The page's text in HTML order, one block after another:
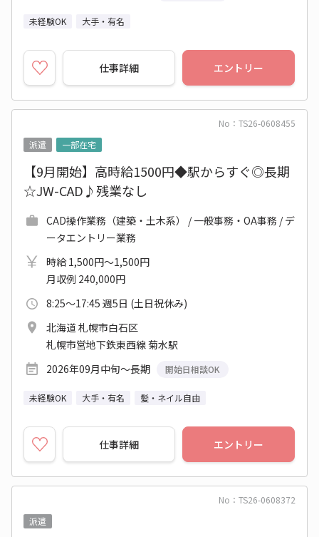
未経験OK 大手・有名
仕事詳細 エントリー
No：TS26-0608455
派遣
一部在宅
【9月開始】高時給1500円◆駅からすぐ◎長期
☆JW-CAD♪残業なし
CAD操作業務（建築・土木系） / 一般事務・OA事務 / デ
ータエントリー業務
時給 1,500円～1,500円
月収例 240,000円
8:25～17:45 週5日 (土日祝休み)
北海道 札幌市白石区
札幌市営地下鉄東西線 菊水駅
2026年09月中旬～長期
開始日相談OK
未経験OK 大手・有名 髪・ネイル自由
仕事詳細 エントリー
No：TS26-0608372
派遣